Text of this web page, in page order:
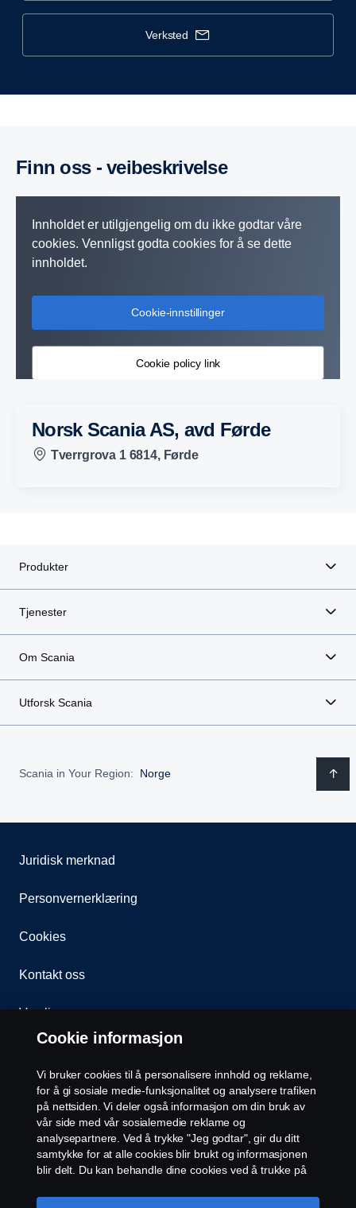
verksted
Finn oss - veibeskrivelse
Innholdet er utilgjengelig om du ikke godtar våre
cookies. Vennligst godta cookies for å se dette
innholdet.
Cookie-innstillinger
Cookie policy link
Norsk Scania AS, avd Førde
Tverrgrova 1 6814, Førde
Produkter
Tjenester
Om Scania
Utforsk Scania
Scania in Your Region: Norge
Juridisk merknad
Personvernerklæring
Cookies
Kontakt oss
Varsling
Etiske retningslinjer for leverandører
Cookie-innstillinger
Cookie informasjon
Vi bruker cookies til å personalisere innhold og reklame,
for å gi sosiale medie-funksjonalitet og analysere trafiken
på nettsiden. Vi deler også informasjon om din bruk av
vår side med vår sosialemedie reklame og
analysepartnere. Ved å trykke "Jeg godtar", gir du ditt
samtykke for at alle cookies blir brukt og informasjonen
blir delt. Du kan behandle dine cookies ved å trukke på
en mer detaljert forklaring hvordan vi bruker cookies,